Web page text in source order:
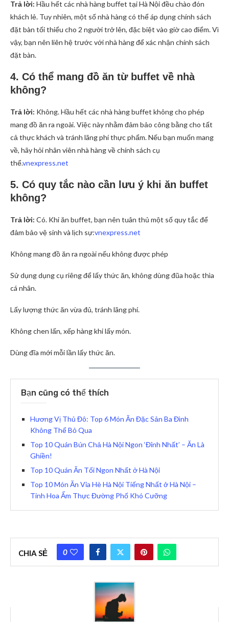
Trả lời: Hầu hết các nhà hàng buffet tại Hà Nội đều chào đón
khách lẻ. Tuy nhiên, một số nhà hàng có thể áp dụng chính sách
đặt bàn tối thiểu cho 2 người trở lên, đặc biệt vào giờ cao điểm. Vì
vậy, bạn nên liên hệ trước với nhà hàng để xác nhận chính sách
đặt bàn.
4. Có thể mang đồ ăn từ buffet về nhà
không?
Trả lời: Không. Hầu hết các nhà hàng buffet không cho phép
mang đồ ăn ra ngoài. Việc này nhằm đảm bảo công bằng cho tất
cả thực khách và tránh lãng phí thực phẩm. Nếu bạn muốn mang
về, hãy hỏi nhân viên nhà hàng về chính sách cụ
thể.vnexpress.net
5. Có quy tắc nào cần lưu ý khi ăn buffet
không?
Trả lời: Có. Khi ăn buffet, bạn nên tuân thủ một số quy tắc để
đảm bảo vệ sinh và lịch sự:vnexpress.net
Không mang đồ ăn ra ngoài nếu không được phép
Sử dụng dụng cụ riêng để lấy thức ăn, không dùng đũa hoặc thìa
cá nhân.
Lấy lượng thức ăn vừa đủ, tránh lãng phí.
Không chen lấn, xếp hàng khi lấy món.
Dùng đĩa mới mỗi lần lấy thức ăn.
Bạn cũng có thể thích
Hương Vị Thủ Đô: Top 6 Món Ăn Đặc Sản Ba Đình
Không Thể Bỏ Qua
Top 10 Quán Bún Chả Hà Nội Ngon ‘Đỉnh Nhất’ – Ăn Là
Ghiền!
Top 10 Quán Ăn Tối Ngon Nhất ở Hà Nội
Top 10 Món Ăn Vỉa Hè Hà Nội Tiếng Nhất ở Hà Nội –
Tinh Hoa Ẩm Thực Đường Phố Khó Cưỡng
CHIA SẺ 0